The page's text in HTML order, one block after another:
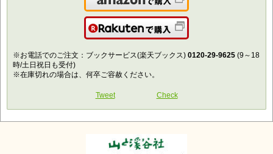
Amazonで購入
楽天で購入
※お電話でのご注文：ブックサービス(楽天ブックス) 0120-29-9625 (9～18
時/土日祝日も受付)
※在庫切れの場合は、何卒ご容赦ください。
Tweet Check